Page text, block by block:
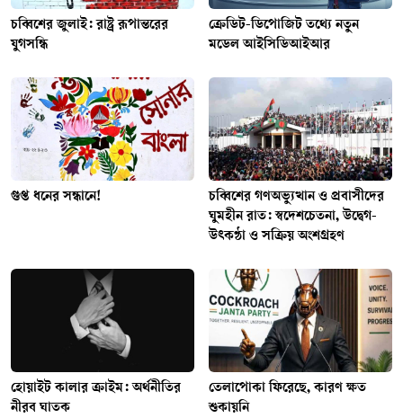
চব্বিশের জুলাই: রাষ্ট্র রূপান্তরের
যুগসন্ধি
ক্রেডিট-ডিপোজিট তথ্যে নতুন
মডেল আইসিডিআইআর
গুপ্ত ধনের সন্ধানে!
চব্বিশের গণঅভ্যুত্থান ও প্রবাসীদের
ঘুমহীন রাত: স্বদেশচেতনা, উদ্বেগ-
উৎকণ্ঠা ও সক্রিয় অংশগ্রহণ
হোয়াইট কালার ক্রাইম: অর্থনীতির
নীরব ঘাতক
তেলাপোকা ফিরেছে, কারণ ক্ষত
শুকায়নি